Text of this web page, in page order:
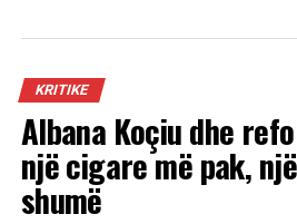
KRITIKE
Albana Koçiu dhe
një cigare më pak,
shumë